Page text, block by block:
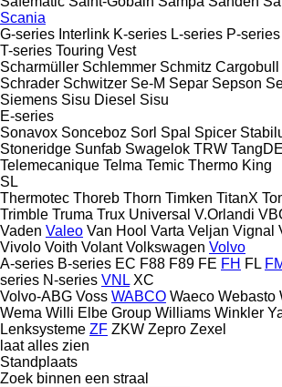
Scania
G-series Interlink K-series L-series P-series
T-series Touring Vest
Scharmüller Schlemmer Schmitz Cargobull
Schrader Schwitzer Se-M Separ Sepson
Siemens Sisu Diesel Sisu
E-series
Sonavox Sonceboz Sorl Spal Spicer
Stoneridge Sunfab Swagelok TRW TangDE
Telemecanique Telma Temic Thermo King
SL
Thermotec Thoreb Thorn Timken TitanX
Trimble Truma Trux Universal V.Orlandi
Vaden Valeo Van Hool Varta Veljan Vignal
Vivolo Voith Volant Volkswagen Volvo
A-series B-series EC F88 F89 FE FH FL
series N-series VNL XC
Volvo-ABG Voss WABCO Waeco Webasto
Wema Willi Elbe Group Williams Winkler
Lenksysteme ZF ZKW Zepro Zexel
laat alles zien
Standplaats
Zoek binnen een straal